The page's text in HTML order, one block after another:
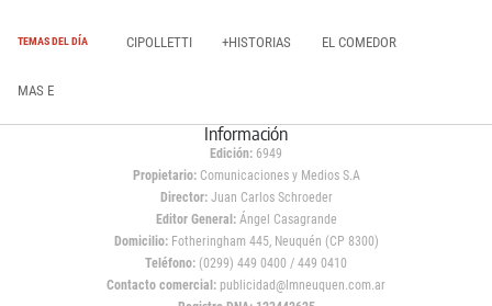
TEMAS DEL DÍA CIPOLLETTI +HISTORIAS EL COMEDOR
MAS E
Información
Edición: 6949
Propietario:Comunicaciones y Medios S.A
Director: Juan Carlos Schroeder
Editor General:Ángel Casagrande
Domicilio:Fotheringham 445, Neuquén (CP 8300)
Teléfono: (0299) 449 0400 / 449 0410
Contacto comercial: publicidad@lmneuquen.com.ar